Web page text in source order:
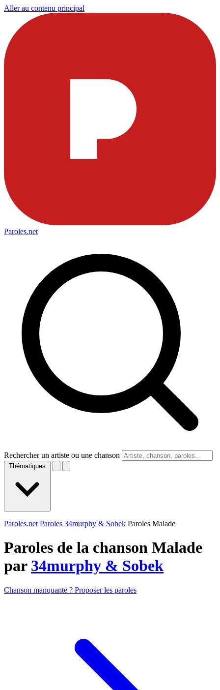
Aller au contenu principal
Paroles.net
Rechercher un artiste ou une chanson
Thématiques
Paroles.net Paroles 34murphy & Sobek Paroles Malade
Paroles de la chanson Malade
par 34murphy & Sobek
Chanson manquante ? Proposer les paroles